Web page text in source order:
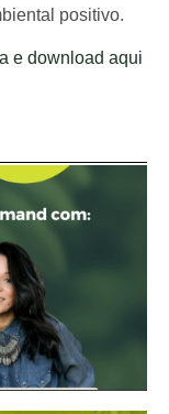
positivo.
e download aqui